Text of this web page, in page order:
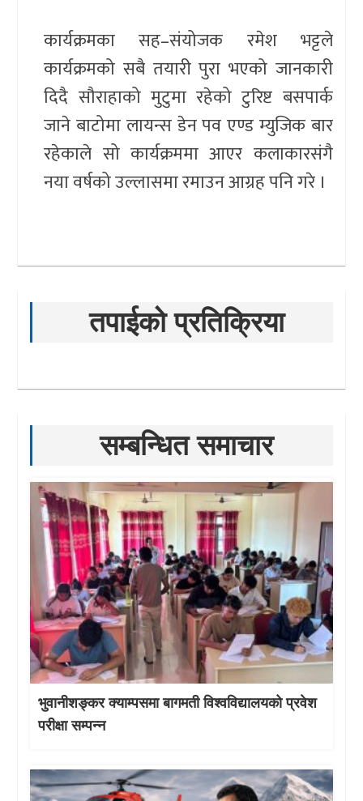
कार्यक्रमका सह–संयोजक रमेश भट्टले
कार्यक्रमको सबै तयारी पुरा भएको जानकारी
दिदै सौराहाको मुटुमा रहेको टुरिष्ट बसपार्क
जाने बाटोमा लायन्स डेन पव एण्ड म्युजिक बार
रहेकाले सो कार्यक्रममा आएर कलाकारसंगै
नया वर्षको उल्लासमा रमाउन आग्रह पनि गरे ।
तपाईको प्रतिक्रिया
सम्बन्धित समाचार
भुवानीशङ्कर क्याम्पसमा बागमती विश्वविद्यालयको प्रवेश
परीक्षा सम्पन्न